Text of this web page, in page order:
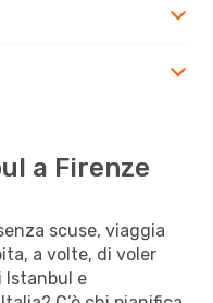
a Firenze
scuse, viaggia
a volte, di voler
Istanbul e